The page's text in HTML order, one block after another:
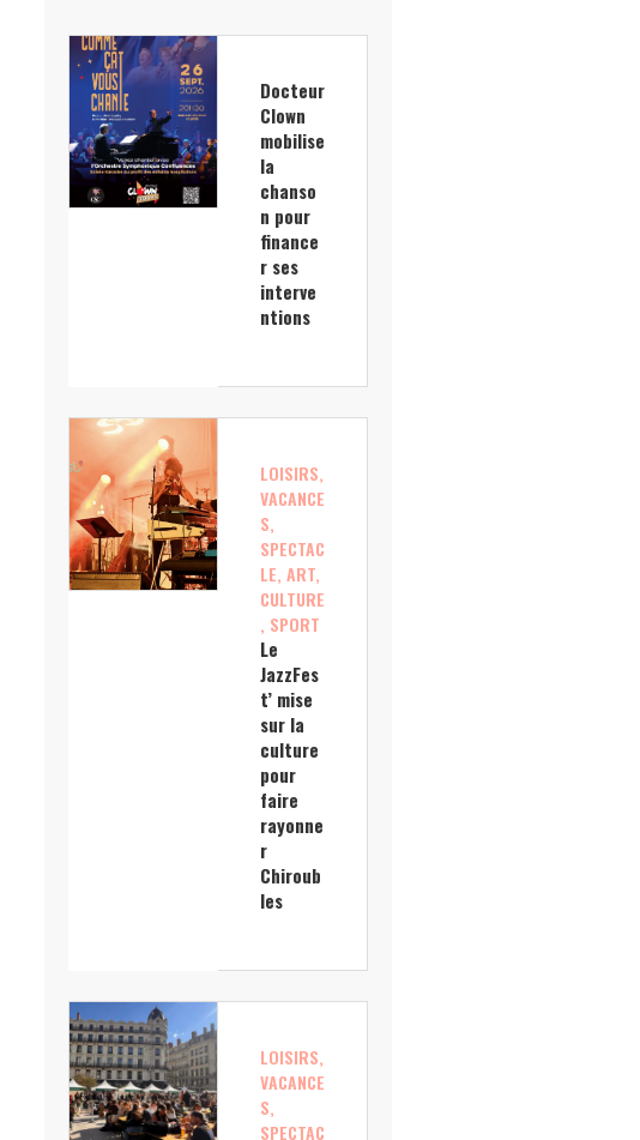
Docteur
Clown
mobilise
la
chanso
n pour
finance
r ses
interve
ntions
LOISIRS,
VACANCE
S,
SPECTAC
LE, ART,
CULTURE
, SPORT
Le
JazzFes
t’ mise
sur la
culture
pour
faire
rayonne
r
Chiroub
les
LOISIRS,
VACANCE
S,
SPECTAC